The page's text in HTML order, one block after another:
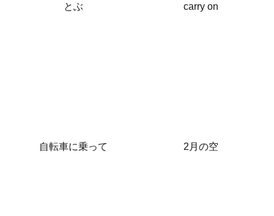
とぶ carry on
自転車に乗って 2月の空